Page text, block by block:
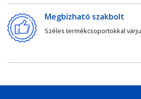
Megbízható szakbolt
Széles termékcsoportokkal